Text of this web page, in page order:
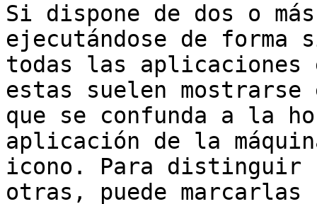
Si dispone de dos o
ejecutándose de forma
todas las aplicaciones
estas suelen
que se confunda a la
aplicación de la
icono. Para distinguir
otras, puede